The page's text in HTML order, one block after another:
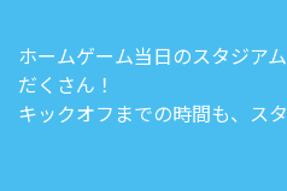
ホームゲーム当日のスタジア
だくさん！
キックオフまでの時間も、ス